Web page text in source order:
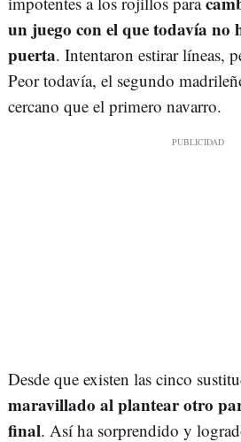
un juego con el que todavía no
puerta. Intentaron estirar líneas,
Peor todavía, el segundo
cercano que el primero navarro.
Desde que existen las cinco
maravillado al plantear otro
final. Así ha sorprendido y